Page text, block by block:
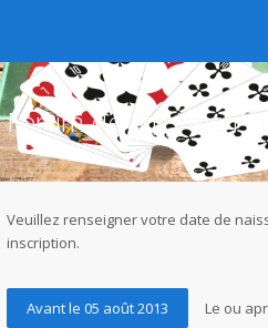
Forum de chibre.ch -
Veuillez renseigner votre date de
inscription.